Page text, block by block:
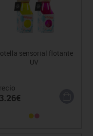
sensorial flotante
UV